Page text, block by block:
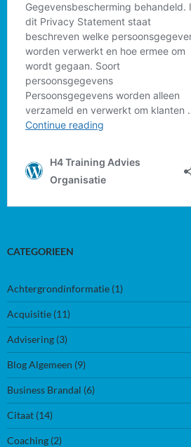
CATEGORIEEN
Achtergrondinformatie (1)
Acquisitie (11)
Advisering (3)
Blog Algemeen (9)
Business Brandal (6)
Citaat (14)
Coaching (2)